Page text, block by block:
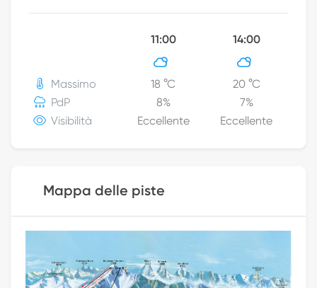
11:00 14:00
Massimo 18 °C 20°C
PdP
8% 7%
Visibilità
Eccellente Eccellente
Mappa delle piste